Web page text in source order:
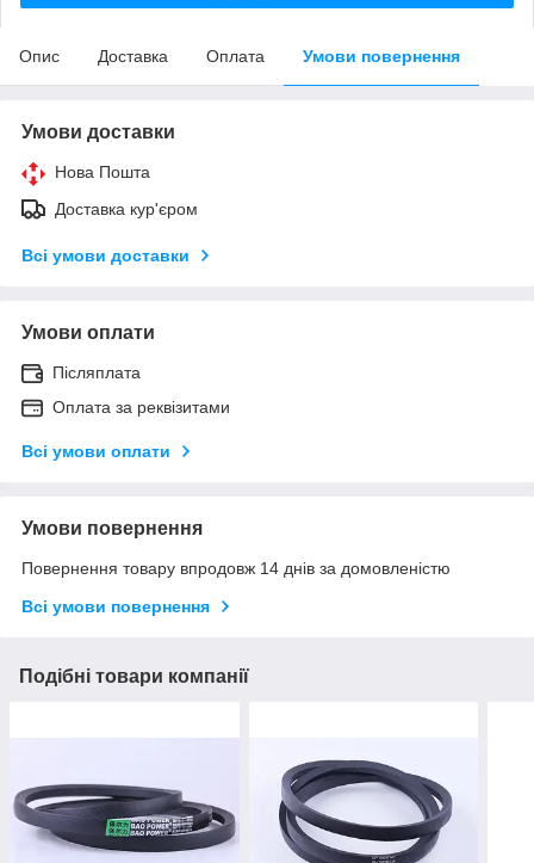
Опис Доставка Оплата Умови повернення
Умови доставки
Нова Пошта
Доставка кур'єром
Всі умови доставки
Умови оплати
Післяплата
Оплата за реквізитами
Всі умови оплати
Умови повернення
Повернення товару впродовж 14 днів за домовленістю
Всі умови повернення
Подібні товари компанії